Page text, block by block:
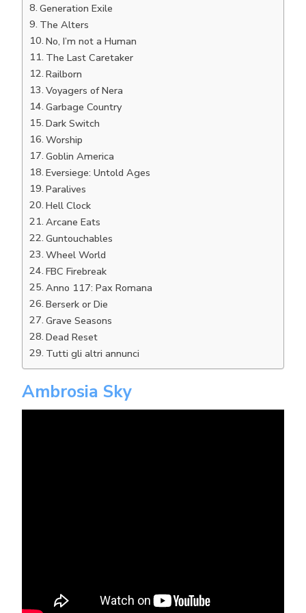
Generation Exile
The Alters
No, I’m not a Human
The Last Caretaker
Railborn
Voyagers of Nera
Garbage Country
Dark Switch
Worship
Goblin America
Eversiege: Untold Ages
Paralives
Hell Clock
Arcane Eats
Guntouchables
Wheel World
FBC Firebreak
Anno 117: Pax Romana
Berserk or Die
Grave Seasons
Dead Reset
Tutti gli altri annunci
Ambrosia Sky